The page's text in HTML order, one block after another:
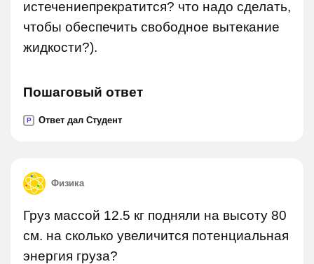
истечениепрекратится? что надо сделать,
чтобы обеспечить свободное вытекание
жидкости?).
Пошаговый ответ
P Ответ дал Студент
Физика
Груз массой 12.5 кг подняли на высоту 80
см. на сколько увеличится потенциальная
энергия груза?